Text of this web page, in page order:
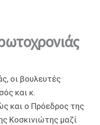
οι βουλευτές
και κ.
και ο Πρόεδρος της
Κοσκινιώτης μαζί